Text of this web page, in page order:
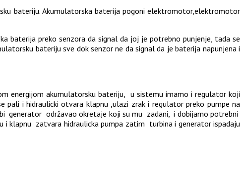
bateriju. Akumulatorska baterija pogoni elektromotor,elektromotor
baterija preko senzora da signal da joj je potrebno punjenje, tada se
bateriju sve dok senzor ne da signal da je baterija napunjena i
energijom akumulatorsku bateriju, u sistemu imamo i regulator koji
pali i hidraulicki otvara klapnu ,ulazi zrak i regulator preko pumpe na
generator održavao okretaje koji su mu zadani, i dobijamo potrebni
i klapnu zatvara hidraulicka pumpa zatim turbina i generator ispadaju